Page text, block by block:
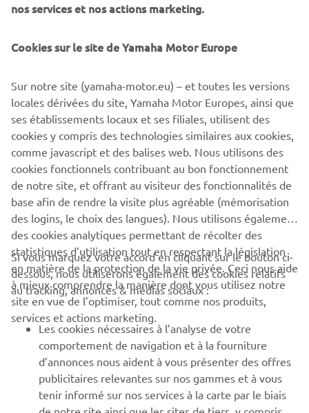
©Yamaha Motor Europe N.V. / Yamaha Motor Co., Ltd.
never be used for commercial or non-commercial
purposes without the explicit written consent of Yamaha
Motor Europe N.V. and/or Yamaha Motor Co., Ltd.
Always ride in a safe manner and obey all local road laws.
CORPORATE
BUSINESS
PLUS YAMAHA
SUPPORT
nos services et nos actions marketing.
Cookies sur le site de Yamaha Motor Europe
Sur notre site (yamaha-motor.eu) – et toutes les versions
locales dérivées du site, Yamaha Motor Europes, ainsi que
ses établissements locaux et ses filiales, utilisent des
cookies y compris des technologies similaires aux cookies,
comme javascript et des balises web. Nous utilisons des
cookies fonctionnels contribuant au bon fonctionnement
de notre site, et offrant au visiteur des fonctionnalités de
base afin de rendre la visite plus agréable (mémorisation
des logins, le choix des langues). Nous utilisons également
des cookies analytiques permettant de récolter des
statistiques d’utilisation tout en respectant la législation
en matière de la protection de la vie privée. Ceci nous aide
à mieux comprendre la manière dont vous utilisez notre
site en vue de l’optimiser, tout comme nos produits,
services et actions marketing.
Si vous marquez votre accord en cliquant sur le bouton ci-
dessous, nous utiliserons également des cookies relatifs
au tracking, annonces & médias sociaux :
Les cookies nécessaires à l’analyse de votre
comportement de navigation et à la fourniture
d’annonces nous aident à vous présenter des offres
publicitaires relevantes sur nos gammes et à vous
tenir informé sur nos services à la carte par le biais